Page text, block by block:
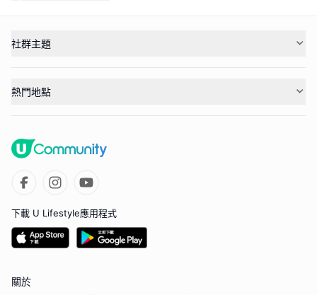
社群主題
熱門地點
下載 U Lifestyle應用程式
關於